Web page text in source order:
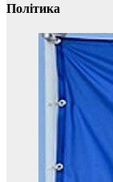
Політика